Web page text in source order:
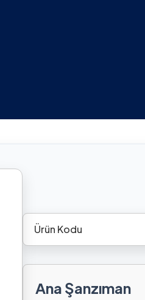
Ürün Kodu
Ana Şanzıman